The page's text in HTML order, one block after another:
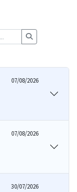
07/08/2026
07/08/2026
30/07/2026